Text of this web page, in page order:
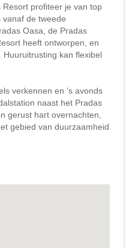
profiteer je van top
de tweede
Oasa, de Pradas
heeft ontworpen, en
kan flexibel
verkennen en ’s avonds
naast het Pradas
gerust hart overnachten,
gebied van duurzaamheid